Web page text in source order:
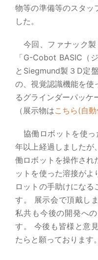
物等の準備等のスタッ
した。
今回、ファナック製
「G-Cobot BASIC（
とSiegmund製３D定
の、視覚認識機能を使
るグラインダーパッケ
（展示物はこちら(自動
協働ロボットを使っ
年以上経過しましたが
働ロボットを操作され
ットを使った溶接がよ
ロットの手助けになる
す。 展示会で頂戴し
私共も今後の開発へ
す。 今後も皆様と意
たらと願っております。